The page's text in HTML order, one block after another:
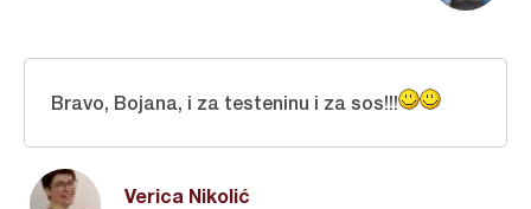
Verica Nikolić
Bravo, Bojana, i za testeninu i za sos!!!